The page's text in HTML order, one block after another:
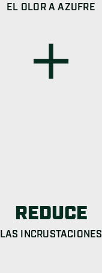
EL OLOR A AZUFRE
REDUCE
LAS INCRUSTACIONES